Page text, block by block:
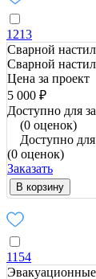
1213
Сварной настил
Сварной настил
Цена за проект
5 000 ₽
Доступно для
(0 оценок)
Доступно для
(0 оценок)
Заказать
В корзину
1154